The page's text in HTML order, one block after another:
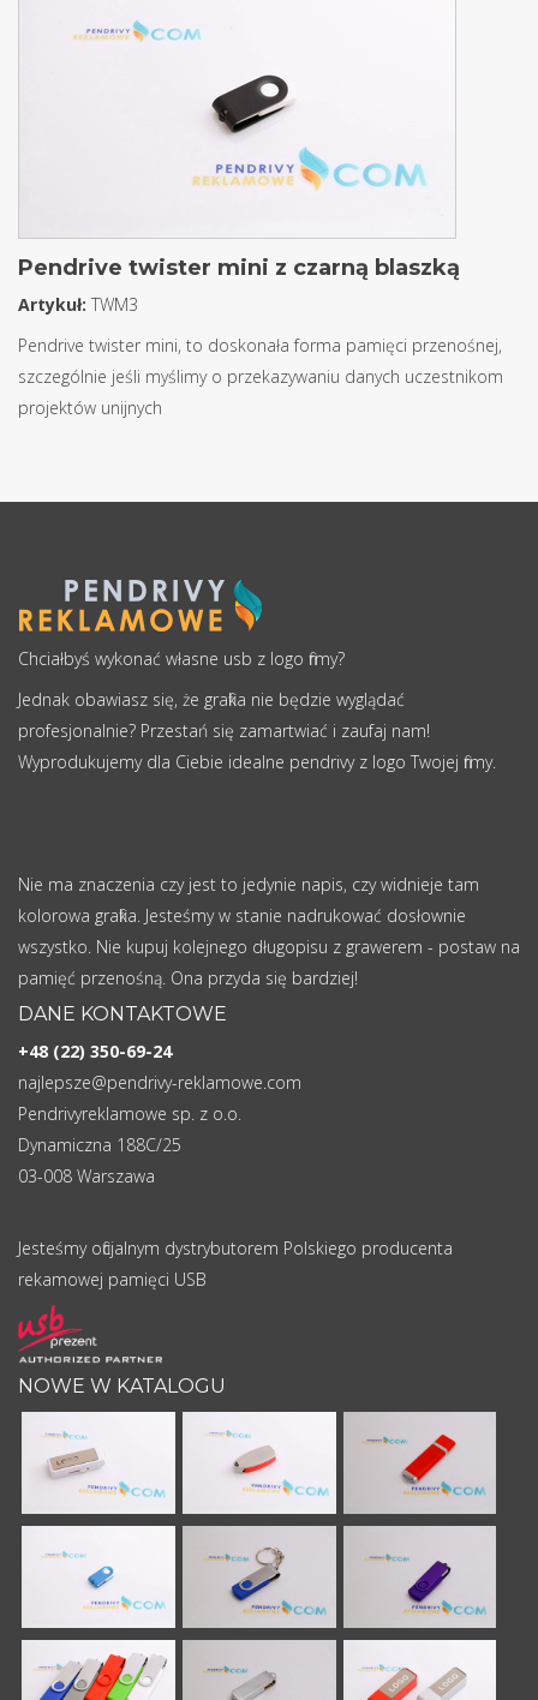
Pendrive twister mini z czarną blaszką
Artykuł: TWM3
Pendrive twister mini, to doskonała forma pamięci przenośnej,
szczególnie jeśli myślimy o przekazywaniu danych uczestnikom
projektów unijnych
Chciałbyś wykonać własne usb z logo firmy?
Jednak obawiasz się, że grafika nie będzie wyglądać
profesjonalnie? Przestań się zamartwiać i zaufaj nam!
Wyprodukujemy dla Ciebie idealne pendrivy z logo Twojej firmy.
Nie ma znaczenia czy jest to jedynie napis, czy widnieje tam
kolorowa grafika. Jesteśmy w stanie nadrukować dosłownie
wszystko. Nie kupuj kolejnego długopisu z grawerem - postaw na
pamięć przenośną. Ona przyda się bardziej!
DANE KONTAKTOWE
+48 (22) 350-69-24
najlepsze@pendrivy-reklamowe.com
Pendrivyreklamowe sp. z o.o.
Dynamiczna 188C/25
03-008 Warszawa
Jesteśmy oficjalnym dystrybutorem Polskiego producenta
rekamowej pamięci USB
NOWE W KATALOGU